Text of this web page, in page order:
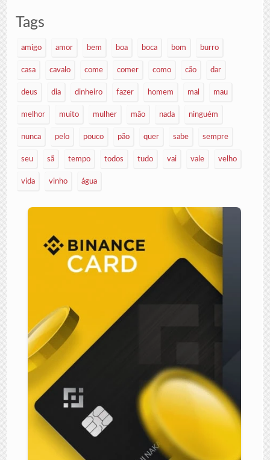
Tags
amigo amor bem boa boca bom burro
casa cavalo come comer como cão dar
deus dia dinheiro fazer homem mal mau
melhor muito mulher mão nada ninguém
nunca pelo pouco pão quer sabe sempre
seu sã tempo todos tudo vai vale velho
vida vinho água